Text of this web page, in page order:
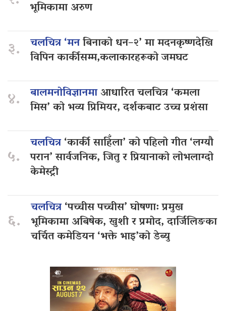
भूमिकामा अरुण
३. चलचित्र ‘मनबिनाको धन–२’ मा मदनकृष्णदेखि
विपिन कार्कीसम्म,कलाकारहरूको जमघट
४. बालमनोविज्ञानमाआधारित चलचित्र ‘कमला
मिस’ को भव्य प्रिमियर, दर्शकबाट उच्च प्रशंसा
५.
चलचित्र‘कार्की साहिँला’ को पहिलो गीत ‘लग्यौ
परान’ सार्वजनिक, जितु र प्रियानाको लोभलाग्दो
केमेस्ट्री
६.
चलचित्र‘पच्चीस पच्चीस’ घोषणा: प्रमुख
भूमिकामा अबिषेक, खुशी र प्रमोद, दार्जिलिङका
चर्चित कमेडियन ‘भक्ते भाइ’को डेब्यु